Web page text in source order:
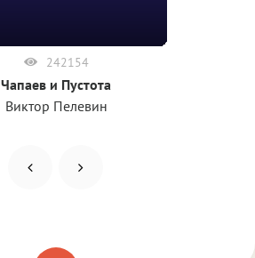
242154
Чапаев и Пустота
Виктор Пелевин